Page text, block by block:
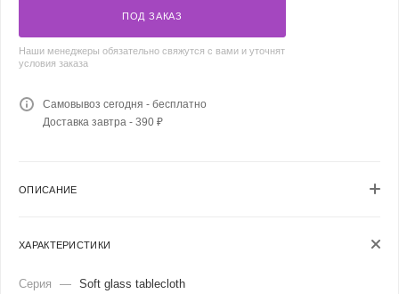
ПОД ЗАКАЗ
Наши менеджеры обязательно свяжутся с вами и уточнят
условия заказа
Самовывоз сегодня - бесплатно
Доставка завтра - 390 ₽
ОПИСАНИЕ
ХАРАКТЕРИСТИКИ
Серия — Soft glass tablecloth